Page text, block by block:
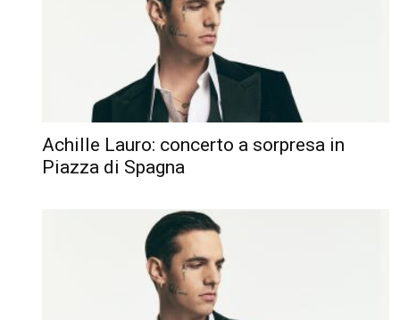
Achille Lauro: concerto a sorpresa in
Piazza di Spagna